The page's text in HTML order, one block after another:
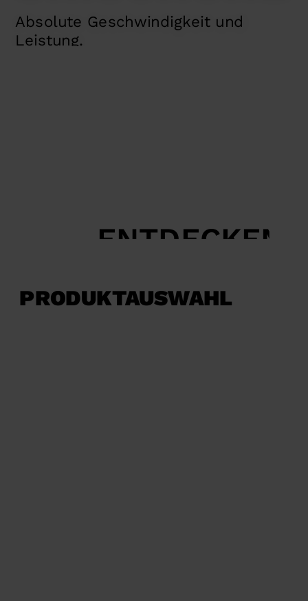
ENTDECKEN
RS
Absolute Geschwindigkeit und
Leistung.
PRODUKTAUSWAHL